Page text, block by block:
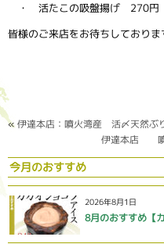
・ 活たこの吸盤揚げ 270円
皆様のご来店をお待ちしておりま
«伊達本店：噴火湾産 活〆天然
伊達本店
今月のおすすめ
2026年8月1日
8月のおすすめ【